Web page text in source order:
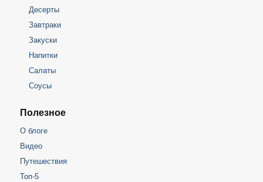
Десерты
Завтраки
Закуски
Напитки
Салаты
Соусы
Полезное
О блоге
Видео
Путешествия
Топ-5